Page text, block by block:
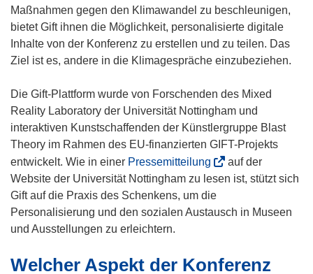
Maßnahmen gegen den Klimawandel zu beschleunigen,
bietet Gift ihnen die Möglichkeit, personalisierte digitale
Inhalte von der Konferenz zu erstellen und zu teilen. Das
Ziel ist es, andere in die Klimagespräche einzubeziehen.
Die Gift-Plattform wurde von Forschenden des Mixed
Reality Laboratory der Universität Nottingham und
interaktiven Kunstschaffenden der Künstlergruppe Blast
Theory im Rahmen des EU-finanzierten GIFT-Projekts
entwickelt. Wie in einer Pressemitteilung
ö
f
f
t
auf der
Website der Universität Nottingham zu lesen ist, stützt sich
Gift auf die Praxis des Schenkens, um die
Personalisierung und den sozialen Austausch in Museen
und Ausstellungen zu erleichtern.
Welcher Aspekt der Konferenz